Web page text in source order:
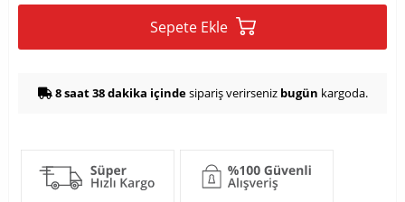
Sepete Ekle
8 saat 38 dakika içindesipariş verirseniz bugün kargoda.